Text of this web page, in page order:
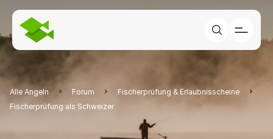
Alle Angeln Forum
Fischerprüfung & Erlaubnisscheine
Fischerprüfung als Schweizer